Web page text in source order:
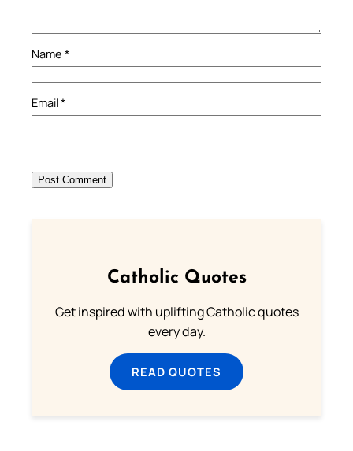
Name *
Email*
Catholic Quotes
Get inspired with uplifting Catholic quotes
every day.
READ QUOTES